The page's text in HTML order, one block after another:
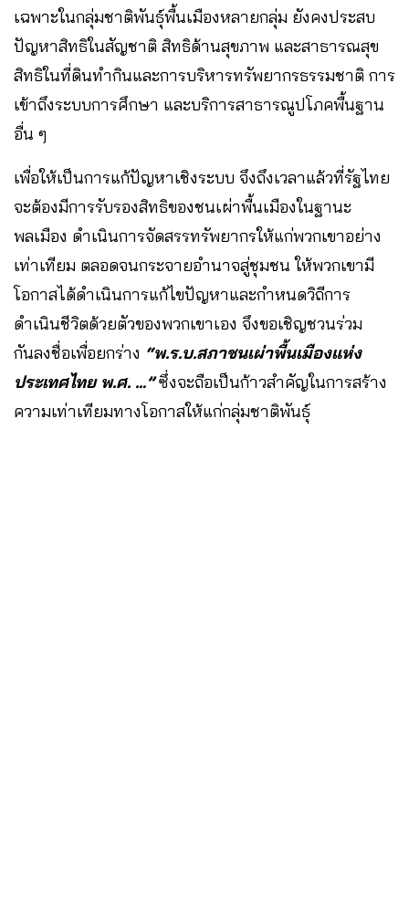
เฉพาะในกลุ่มชาติพันธุ์พื้นเมืองหลายกลุ่ม ยังคงประสบ
ปัญหาสิทธิในสัญชาติ สิทธิด้านสุขภาพ และสาธารณสุข
สิทธิในที่ดินทำกินและการบริหารทรัพยากรธรรมชาติ การ
เข้าถึงระบบการศึกษา และบริการสาธารณูปโภคพื้นฐาน
อื่น ๆ
เพื่อให้เป็นการแก้ปัญหาเชิงระบบ จึงถึงเวลาแล้วที่รัฐไทย
จะต้องมีการรับรองสิทธิของชนเผ่าพื้นเมืองในฐานะ
พลเมือง ดำเนินการจัดสรรทรัพยากรให้แก่พวกเขาอย่าง
เท่าเทียม ตลอดจนกระจายอำนาจสู่ชุมชน ให้พวกเขามี
โอกาสได้ดำเนินการแก้ไขปัญหาและกำหนดวิถีการ
ดำเนินชีวิตด้วยตัวของพวกเขาเอง จึงขอเชิญชวนร่วม
กันลงชื่อเพื่อยกร่าง “พ.ร.บ.สภาชนเผ่าพื้นเมืองแห่ง
ประเทศไทย พ.ศ. …”ซึ่งจะถือเป็นก้าวสำคัญในการสร้าง
ความเท่าเทียมทางโอกาสให้แก่กลุ่มชาติพันธุ์